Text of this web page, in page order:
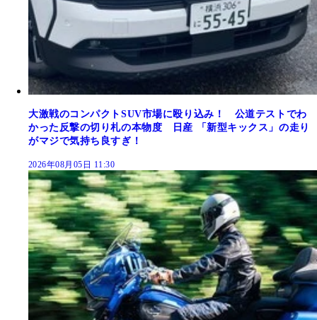
大激戦のコンパクトSUV市場に殴り込み！ 公道テストでわ
かった反撃の切り札の本物度 日産 「新型キックス」の走り
がマジで気持ち良すぎ！
2026年08月05日 11:30